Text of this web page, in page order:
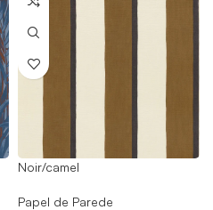
Noir/camel
Papel de Parede